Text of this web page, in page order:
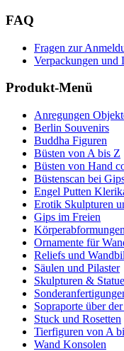
FAQ
Fragen zur
Verpackungen und
Produkt-Menü
Anregungen
Berlin Souvenirs
Buddha Figuren
Büsten von A bis Z
Büsten von Hand
Büstenscan bei
Engel Putten
Erotik Skulpturen
Gips im Freien
Ornamente für
Reliefs und
Säulen und Pilaster
Skulpturen &
Sopraporte über
Stuck und Rosetten
Tierfiguren von A
Wand Konsolen